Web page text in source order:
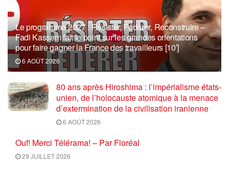
Le programme 2027 : Résister, Fédérer, Reconstruire –
Fadi Kassem fait le point sur les grandes orientations
pour faire gagner la France des travailleurs [10′]
6 AOÛT 2026
80 ans après Hiroshima : l’impérialisme états-
unien, de l’holocauste atomique à la menace
d’extermination de la civilisation iranienne
6 AOÛT 2026
Ouf! Merci Télérama! – Par Floréal
29 JUILLET 2026